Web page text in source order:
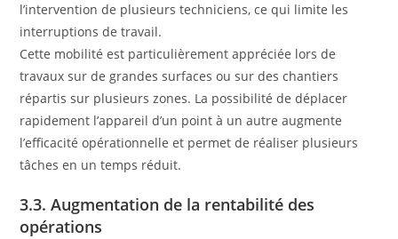
l’intervention de plusieurs techniciens, ce qui limite les
interruptions de travail.
Cette mobilité est particulièrement appréciée lors de
travaux sur de grandes surfaces ou sur des chantiers
répartis sur plusieurs zones. La possibilité de déplacer
rapidement l’appareil d’un point à un autre augmente
l’efficacité opérationnelle et permet de réaliser plusieurs
tâches en un temps réduit.
3.3. Augmentation de la rentabilité des
opérations